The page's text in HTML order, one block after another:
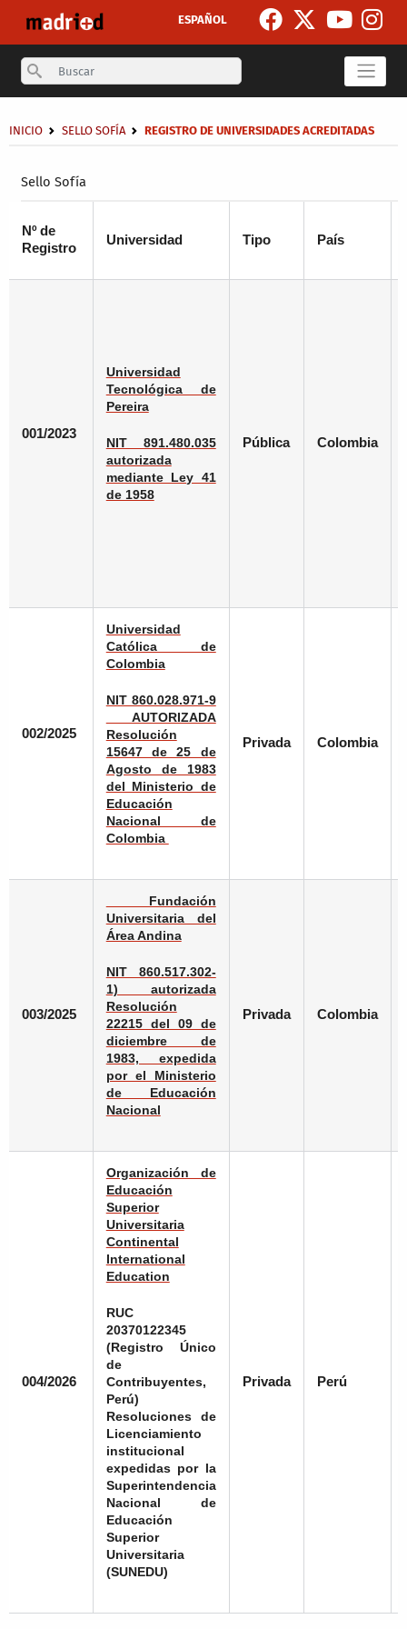
ESPAÑOL
Search
Sello Sofía
Breadcrumb
INICIO SELLO SOFÍA REGISTRO DE UNIVERSIDADES ACREDITADAS
Nº de
Registro
Universidad Tipo País
001/2023
Universidad
Tecnológica de
Pereira
NIT 891.480.035
autorizada
mediante Ley 41
de 1958
Pública Colombia
002/2025
Universidad
Católica de
Colombia
NIT 860.028.971-9
AUTORIZADA
Resolución
15647 de 25 de
Agosto de 1983
del Ministerio de
Educación
Nacional de
Colombia
Privada Colombia
003/2025
Fundación
Universitaria del
Área Andina
NIT 860.517.302-
1) autorizada
Resolución
22215 del 09 de
diciembre de
1983, expedida
por el Ministerio
de Educación
Nacional
Privada Colombia
004/2026
Organización de
Educación
Superior
Universitaria
Continental
International
Education
RUC
20370122345
(Registro Único
de
Contribuyentes,
Perú)
Resoluciones de
Licenciamiento
institucional
expedidas por la
Superintendencia
Nacional de
Educación
Superior
Universitaria
(SUNEDU)
Privada Perú